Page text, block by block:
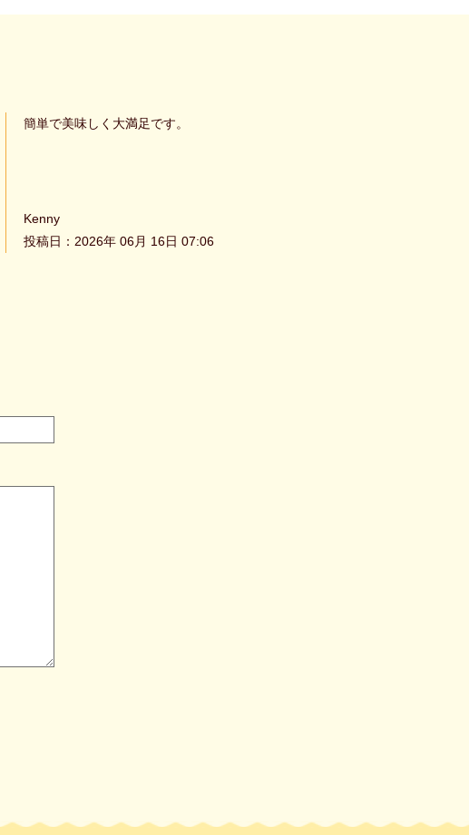
簡単で美味しく大満足です。
Kenny
投稿日：2026年 06月 16日 07:06